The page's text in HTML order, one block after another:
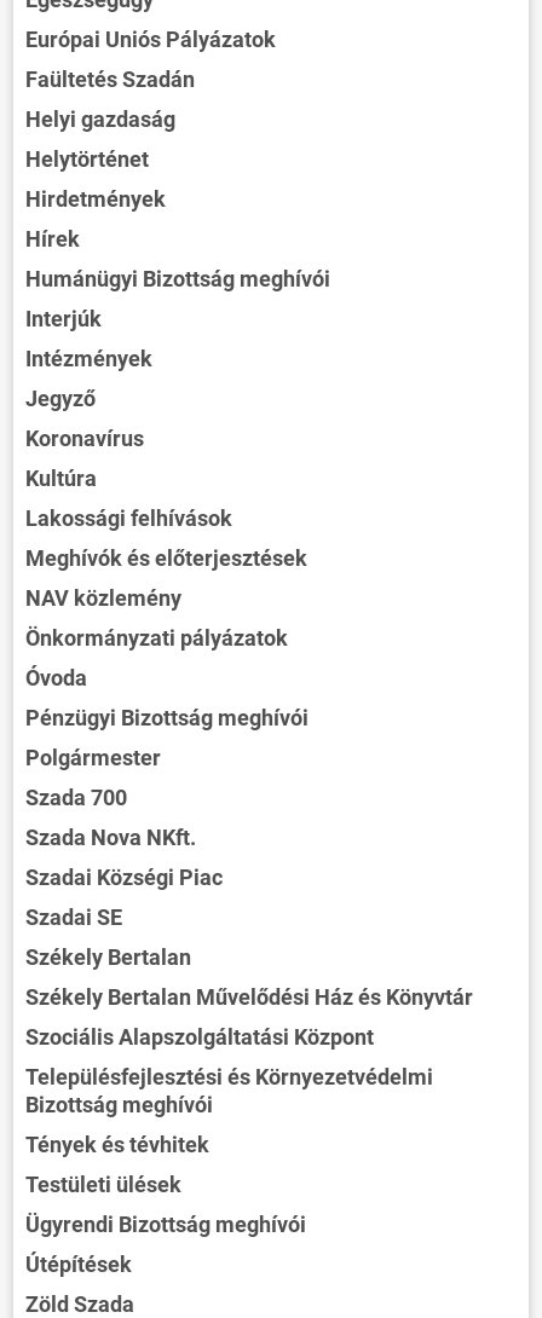
Európai Uniós Pályázatok
Faültetés Szadán
Helyi gazdaság
Helytörténet
Hirdetmények
Hírek
Humánügyi Bizottság meghívói
Interjúk
Intézmények
Jegyző
Koronavírus
Kultúra
Lakossági felhívások
Meghívók és előterjesztések
NAV közlemény
Önkormányzati pályázatok
Óvoda
Pénzügyi Bizottság meghívói
Polgármester
Szada 700
Szada Nova NKft.
Szadai Községi Piac
Szadai SE
Székely Bertalan
Székely Bertalan Művelődési Ház és Könyvtár
Szociális Alapszolgáltatási Központ
Településfejlesztési és Környezetvédelmi
Bizottság meghívói
Tények és tévhitek
Testületi ülések
Ügyrendi Bizottság meghívói
Útépítések
Zöld Szada